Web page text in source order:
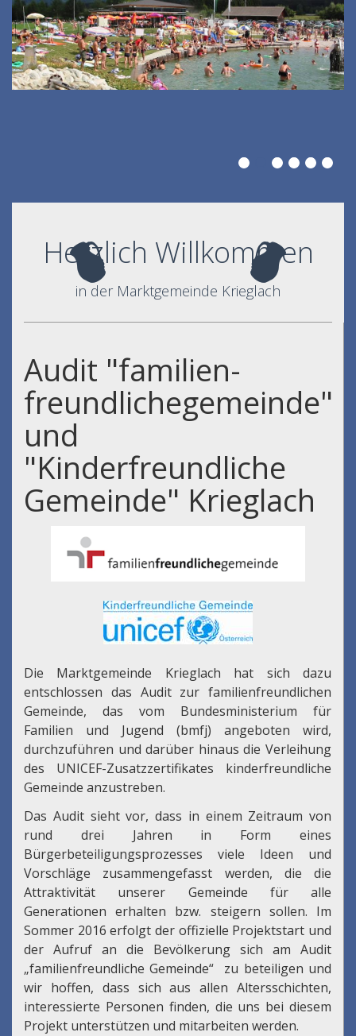
Herzlich Willkommen
in der Marktgemeinde Krieglach
Audit "familien-
freundlichegemeinde"
und
"Kinderfreundliche
Gemeinde" Krieglach
Die Marktgemeinde Krieglach hat sich dazu
entschlossen das Audit zur familienfreundlichen
Gemeinde, das vom Bundesministerium für
Familien und Jugend (bmfj) angeboten wird,
durchzuführen und darüber hinaus die Verleihung
des UNICEF-Zusatzzertifikates kinderfreundliche
Gemeinde anzustreben.
Das Audit sieht vor, dass in einem Zeitraum von
rund drei Jahren in Form eines
Bürgerbeteiligungsprozesses viele Ideen und
Vorschläge zusammengefasst werden, die die
Attraktivität unserer Gemeinde für alle
Generationen erhalten bzw. steigern sollen. Im
Sommer 2016 erfolgt der offizielle Projektstart und
der Aufruf an die Bevölkerung sich am Audit
„familienfreundliche Gemeinde“ zu beteiligen und
wir hoffen, dass sich aus allen Altersschichten,
interessierte Personen finden, die uns bei diesem
Projekt unterstützen und mitarbeiten werden.